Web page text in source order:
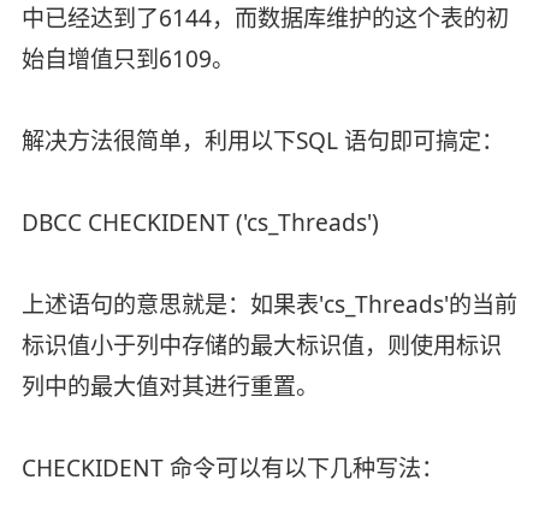
中已经达到了6144，而数据库维护的这个表的初
始自增值只到6109。
解决方法很简单，利用以下SQL 语句即可搞定：
DBCC CHECKIDENT ('cs_Threads')
上述语句的意思就是：如果表'cs_Threads'的当前
标识值小于列中存储的最大标识值，则使用标识
列中的最大值对其进行重置。
CHECKIDENT 命令可以有以下几种写法：